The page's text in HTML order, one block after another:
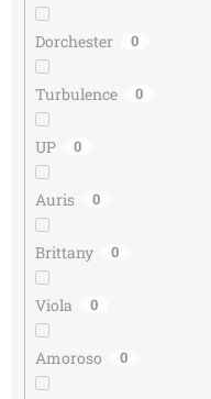
Dorchester 0
Turbulence 0
UP 0
Auris 0
Brittany 0
Viola 0
Amoroso 0